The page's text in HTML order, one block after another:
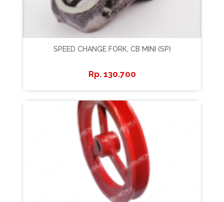
SPEED CHANGE FORK, CB MINI (SP)
130.700